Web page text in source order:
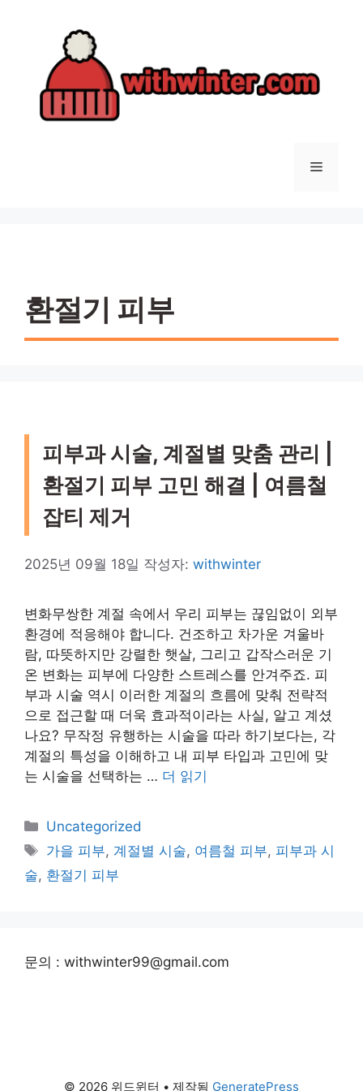
메
환절기 피부
피부과 시술, 계절별 맞춤 관리 |
환절기 피부 고민 해결 | 여름철
잡티 제거
2025년 09월 18일 작성자: withwinter
변화무쌍한 계절 속에서 우리 피부는 끊임없이 외부
환경에 적응해야 합니다. 건조하고 차가운 겨울바
람, 따뜻하지만 강렬한 햇살, 그리고 갑작스러운 기
온 변화는 피부에 다양한 스트레스를 안겨주죠. 피
부과 시술 역시 이러한 계절의 흐름에 맞춰 전략적
으로 접근할 때 더욱 효과적이라는 사실, 알고 계셨
나요? 무작정 유행하는 시술을 따라 하기보다는, 각
계절의 특성을 이해하고 내 피부 타입과 고민에 맞
는 시술을 선택하는 … 더 읽기
카
테
고
리
Uncategorized
태
그
가을 피부, 계절별 시술, 여름철 피부, 피부과 시
술, 환절기 피부
문의 : withwinter99@gmail.com
© 2026 위드윈터 • 제작됨 GeneratePress